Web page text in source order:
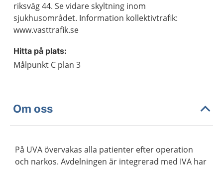
riksväg 44. Se vidare skyltning inom
sjukhusområdet. Information kollektivtrafik:
www.vasttrafik.se
Hitta på plats:
Målpunkt C plan 3
Om oss
På UVA övervakas alla patienter efter operation
och narkos. Avdelningen är integrerad med IVA har